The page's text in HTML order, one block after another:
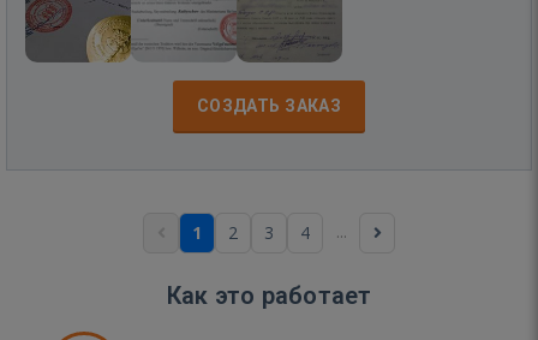
СОЗДАТЬ ЗАКАЗ
1 2 3 4 ...
Как это работает